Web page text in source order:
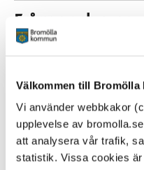
Välkommen till Bromölla
Vi använder webbkakor
upplevelse av
att analysera vår trafik,
statistik. Vissa cookies
Frågor och svar
Snöröjning ska påbörjas
bilvägar och 4 centimeter
Varför ställer ni inte
närmare marken?